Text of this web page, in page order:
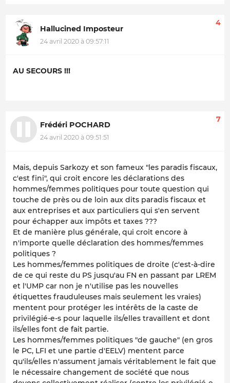
Hallucined Imposteur
24 avril 2020 à 09:57:11
4
AU SECOURS !!!
Frédéri POCHARD
24 avril 2020 à 09:51:51
7
Mais, depuis Sarkozy et son fameux "les paradis fiscaux,
c'est fini", qui croit encore les déclarations des
hommes/femmes politiques pour toute question qui
touche de près ou de loin aux dits paradis fiscaux et
aux entreprises et aux particuliers qui s'en servent
pour échapper aux impôts et taxes ???
Et de manière plus générale, qui croit encore à
n'importe quelle déclaration des hommes/femmes
politiques ?
Les hommes/femmes politiques de droite (c'est-à-dire
de ce qui reste du PS jusqu'au FN en passant par LREM
et l'UMP car non je n'utilise pas les nouvelles
étiquettes frauduleuses mais seulement les vraies)
mentent pour protéger les intérêts de la caste de
privilégié-e-s pour laquelle ils/elles travaillent et dont
ils/elles font de fait partie.
Les hommes/femmes politiques "de gauche" (en gros
le PC, LFI et une partie d'EELV) mentent parce
qu'ils/elles n'assument jamais véritablement le fait que
le nécessaire changement de société que nous